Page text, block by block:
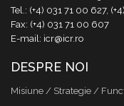
Tel.: (+4) 031 71 00 627,
Fax: (+4) 031 71 00 607
E-mail: icr@icr.ro
DESPRE NOI
Misiune / Strategie /